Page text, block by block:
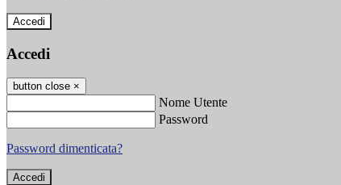
Accedi
Accedi
button close ×
Nome Utente
Password
Password dimenticata?